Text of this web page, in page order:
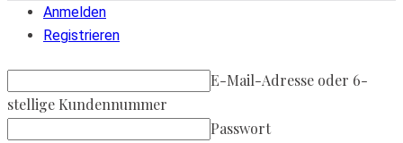
Anmelden
Registrieren
E-Mail-Adresse oder 6-
stellige Kundennummer
Passwort